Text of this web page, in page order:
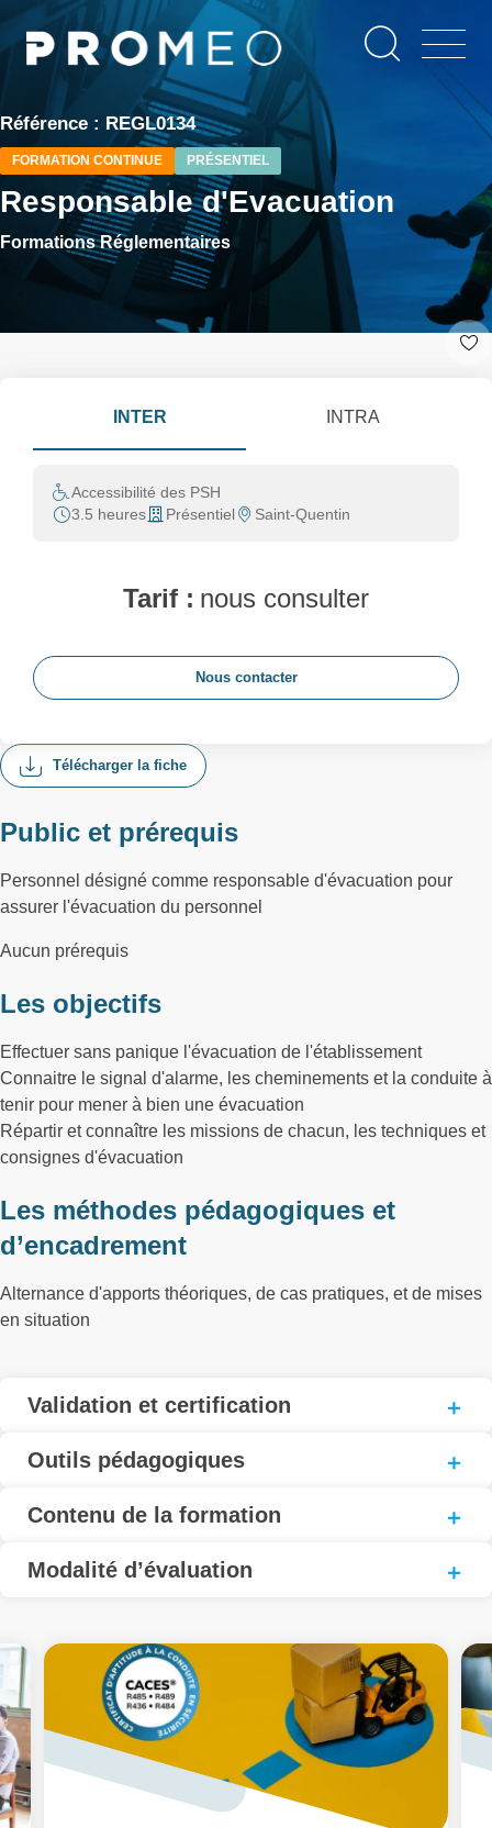
Aller
au
contenu
Référence : REGL0134
FORMATION CONTINUE PRÉSENTIEL
Responsable d'Evacuation
Formations Réglementaires
Télécharger la fiche
Public et prérequis
Personnel désigné comme responsable d'évacuation pour
assurer l'évacuation du personnel
Aucun prérequis
Les objectifs
Effectuer sans panique l'évacuation de l'établissement
Connaitre le signal d'alarme, les cheminements et la conduite à
tenir pour mener à bien une évacuation
Répartir et connaître les missions de chacun, les techniques et
consignes d'évacuation
Les méthodes pédagogiques et
d’encadrement
Alternance d'apports théoriques, de cas pratiques, et de mises
en situation
Validation et certification
Outils pédagogiques
Contenu de la formation
Modalité d’évaluation
INTER INTRA
Accessibilité des PSH
3.5 heures
Présentiel Saint-Quentin
Tarif : nous consulter
Nous contacter
Panneau de gestion des cookies